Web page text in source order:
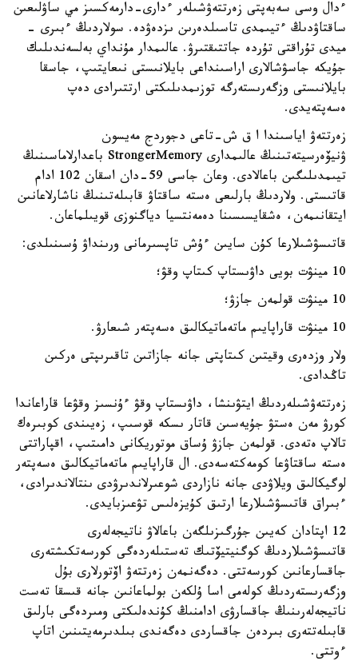
ءدال وسى سەبەپتى زەرتتەۋشىلەر ءدارى-دارمەكسىز مي ساۋلىعىن
ساقتاۋدىڭ ءتيىمدى تاسىلدەرىن ىزدەۋدە. سولاردىڭ ءبىرى -
ميدى تۇراقتى تۇردە جاتتىقتىرۋ. عالىمدار مۇنداي بەلسەندىلىك
جۇيكە جاسۋشالارى اراسىنداعى بايلانىستى نىعايتىپ، جاسقا
بايلانىستى وزگەرىستەرگە توزىمدىلىكتى ارتتىرادى دەپ
ەسەپتەيدى.
زەرتتەۋ اياسىندا ا ق ش-تاعى دجوردج مەيسون
ۋنيۆەرسيتەتىنىڭ عالىمدارى StrongerMemory باعدارلاماسىنىڭ
تيىمدىلىگىن باعالادى. وعان جاسى 59-دان اسقان 102 ادام
قاتىستى. ولاردىڭ بارلىعى ەستە ساقتاۋ قابىلەتىنىڭ ناشارلاعانىن
ايتقانىمەن، ەشقايسىسىنا دەمەنتسيا دياگنوزى قويىلماعان.
قاتىسۋشىلارعا كۇن سايىن ءۇش تاپسىرمانى ورىنداۋ ۇسىنىلدى:
10 مينۋت بويى داۋىستاپ كىتاپ وقۋ؛
10 مينۋت قولمەن جازۋ؛
10 مينۋت قاراپايىم ماتەماتيكالىق ەسەپتەر شىعارۋ.
ولار وزدەرى وقيتىن كىتاپتى جانە جازاتىن تاقىرىپتى ەركىن
تاڭدادى.
زەرتتەۋشىلەردىڭ ايتۋىنشا، داۋىستاپ وقۋ ءۇنسىز وقۋعا قاراعاندا
كورۋ مەن ەستۋ جۇيەسىن قاتار ىسكە قوسىپ، زەيىندى كوبىرەك
تالاپ ەتەدى. قولمەن جازۋ ۇساق موتوريكانى دامىتىپ، اقپاراتتى
ەستە ساقتاۋعا كومەكتەسەدى. ال قاراپايىم ماتەماتيكالىق ەسەپتەر
لوگيكالىق ويلاۋدى جانە نازاردى شوعىرلاندىرۋدى ىنتالاندىرادى،
ءبىراق قاتىسۋشىلارعا ارتىق كۇيزەلىس تۋعىزبايدى.
12 اپتادان كەيىن جۇرگىزىلگەن باعالاۋ ناتيجەلەرى
قاتىسۋشىلاردىڭ كوگنيتيۆتىك تەستىلەردەگى كورسەتكىشتەرى
جاقسارعانىن كورسەتتى. دەگەنمەن زەرتتەۋ اۆتورلارى بۇل
وزگەرىستەردىڭ كولەمى اسا ۇلكەن بولماعانىن جانە قىسقا تەست
ناتيجەلەرىنىڭ جاقسارۋى ادامنىڭ كۇندەلىكتى ومىردەگى بارلىق
قابىلەتتەرى بىردەن جاقساردى دەگەندى بىلدىرمەيتىنىن اتاپ
ءوتتى.